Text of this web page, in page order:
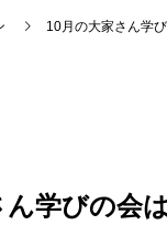
10月の大家さん学
学びの会